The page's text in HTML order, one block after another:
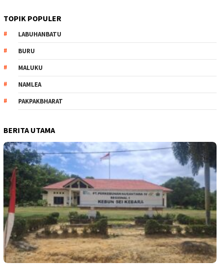
TOPIK POPULER
LABUHANBATU
BURU
MALUKU
NAMLEA
PAKPAKBHARAT
BERITA UTAMA